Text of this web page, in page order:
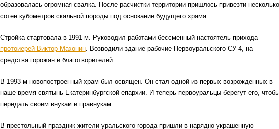
образовалась огромная свалка. После расчистки территории пришлось привезти несколько
сотен кубометров скальной породы под основание будущего храма.
Стройка стартовала в 1991-м. Руководил работами бессменный настоятель прихода
протоиерей Виктор Махонин. Возводили здание рабочие Первоуральского СУ-4, на
средства горожан и благотворителей.
В 1993-м новопостроенный храм был освящен. Он стал одной из первых возрожденных в
наше время святынь Екатеринбургской епархии. И теперь первоуральцы берегут его, чтобы
передать своим внукам и правнукам.
В престольный праздник жители уральского города пришли в нарядно украшенную